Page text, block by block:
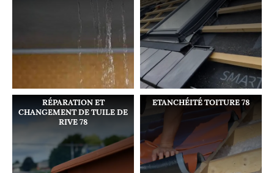
RÉPARATION ET
CHANGEMENT DE TUILE DE
RIVE 78
ETANCHÉITÉ TOITURE 78